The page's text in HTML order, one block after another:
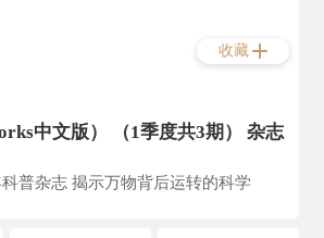
收藏
中文版） （1季度共3期） 杂志
普杂志 揭示万物背后运转的科学